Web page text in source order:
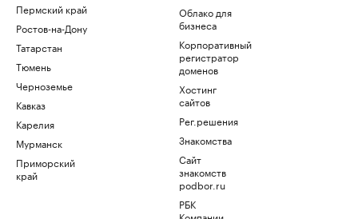
Пермский край
Ростов-на-Дону
Татарстан
Тюмень
Черноземье
Кавказ
Карелия
Мурманск
Приморский
край
Облако для
бизнеса
Корпоративный
регистратор
доменов
Хостинг
сайтов
Рег.решения
Знакомства
Сайт
знакомств
podbor.ru
РБК